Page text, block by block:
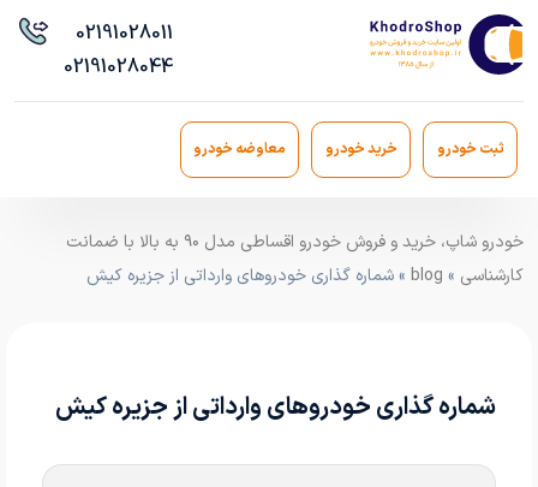
02191028011
02191028044
ثبت خودرو خرید خودرو معاوضه خودرو
خودرو شاپ، خرید و فروش خودرو اقساطی مدل ۹۰ به بالا با ضمانت
کارشناسی »
blog » شماره گذاری خودروهای وارداتی از جزیره کیش
شماره گذاری خودروهای وارداتی از جزیره کیش